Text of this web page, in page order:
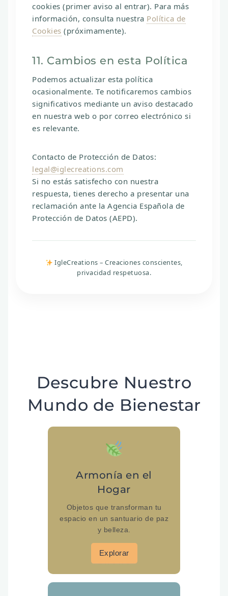
cookies (primer aviso al entrar). Para más
información, consulta nuestra Política de
Cookies (próximamente).
11. Cambios en esta Política
Podemos actualizar esta política
ocasionalmente. Te notificaremos cambios
significativos mediante un aviso destacado
en nuestra web o por correo electrónico si
es relevante.
Contacto de Protección de Datos:
legal@iglecreations.com
Si no estás satisfecho con nuestra
respuesta, tienes derecho a presentar una
reclamación ante la Agencia Española de
Protección de Datos (AEPD).
IgleCreations – Creaciones conscientes,
privacidad respetuosa.
Descubre Nuestro
Mundo de Bienestar
Armonía en el
Hogar
Objetos que transforman tu
espacio en un santuario de paz
y belleza.
Explorar